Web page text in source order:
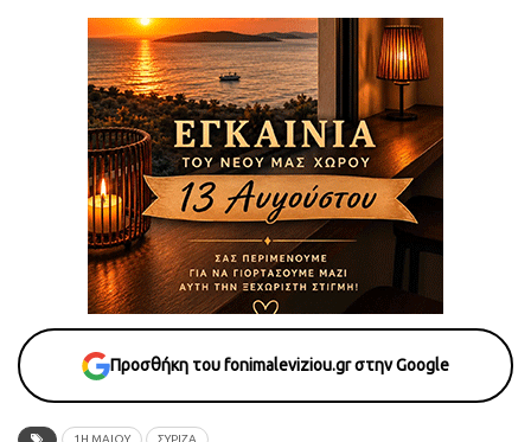
Προσθήκη του fonimaleviziou.gr στην Google
1Η ΜΑΙΟΥ ΣΥΡΙΖΑ